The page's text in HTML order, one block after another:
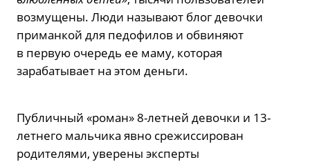
возмущены. Люди называют блог девочки
приманкой для педофилов и обвиняют
в первую очередь ее маму, которая
зарабатывает на этом деньги.
Публичный «роман» 8-летней девочки и 13-
летнего мальчика явно срежиссирован
родителями, уверены эксперты